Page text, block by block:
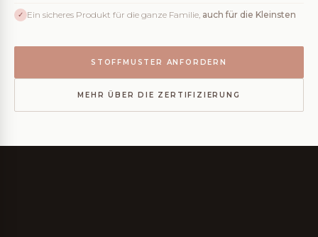
✓ Ein sicheres Produkt für die ganze Familie, auch für die Kleinsten
STOFFMUSTER ANFORDERN
MEHR ÜBER DIE ZERTIFIZIERUNG